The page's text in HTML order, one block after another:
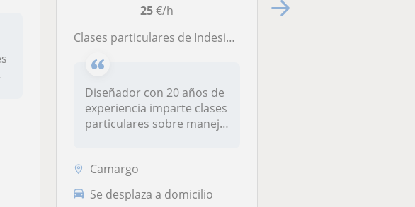
25€/h
Clases particulares de Indesign, Illustrator y Photoshop
Diseñador con 20 años de
experiencia imparte clases
particulares sobre manejo
Camargo
Se desplaza a domicilio